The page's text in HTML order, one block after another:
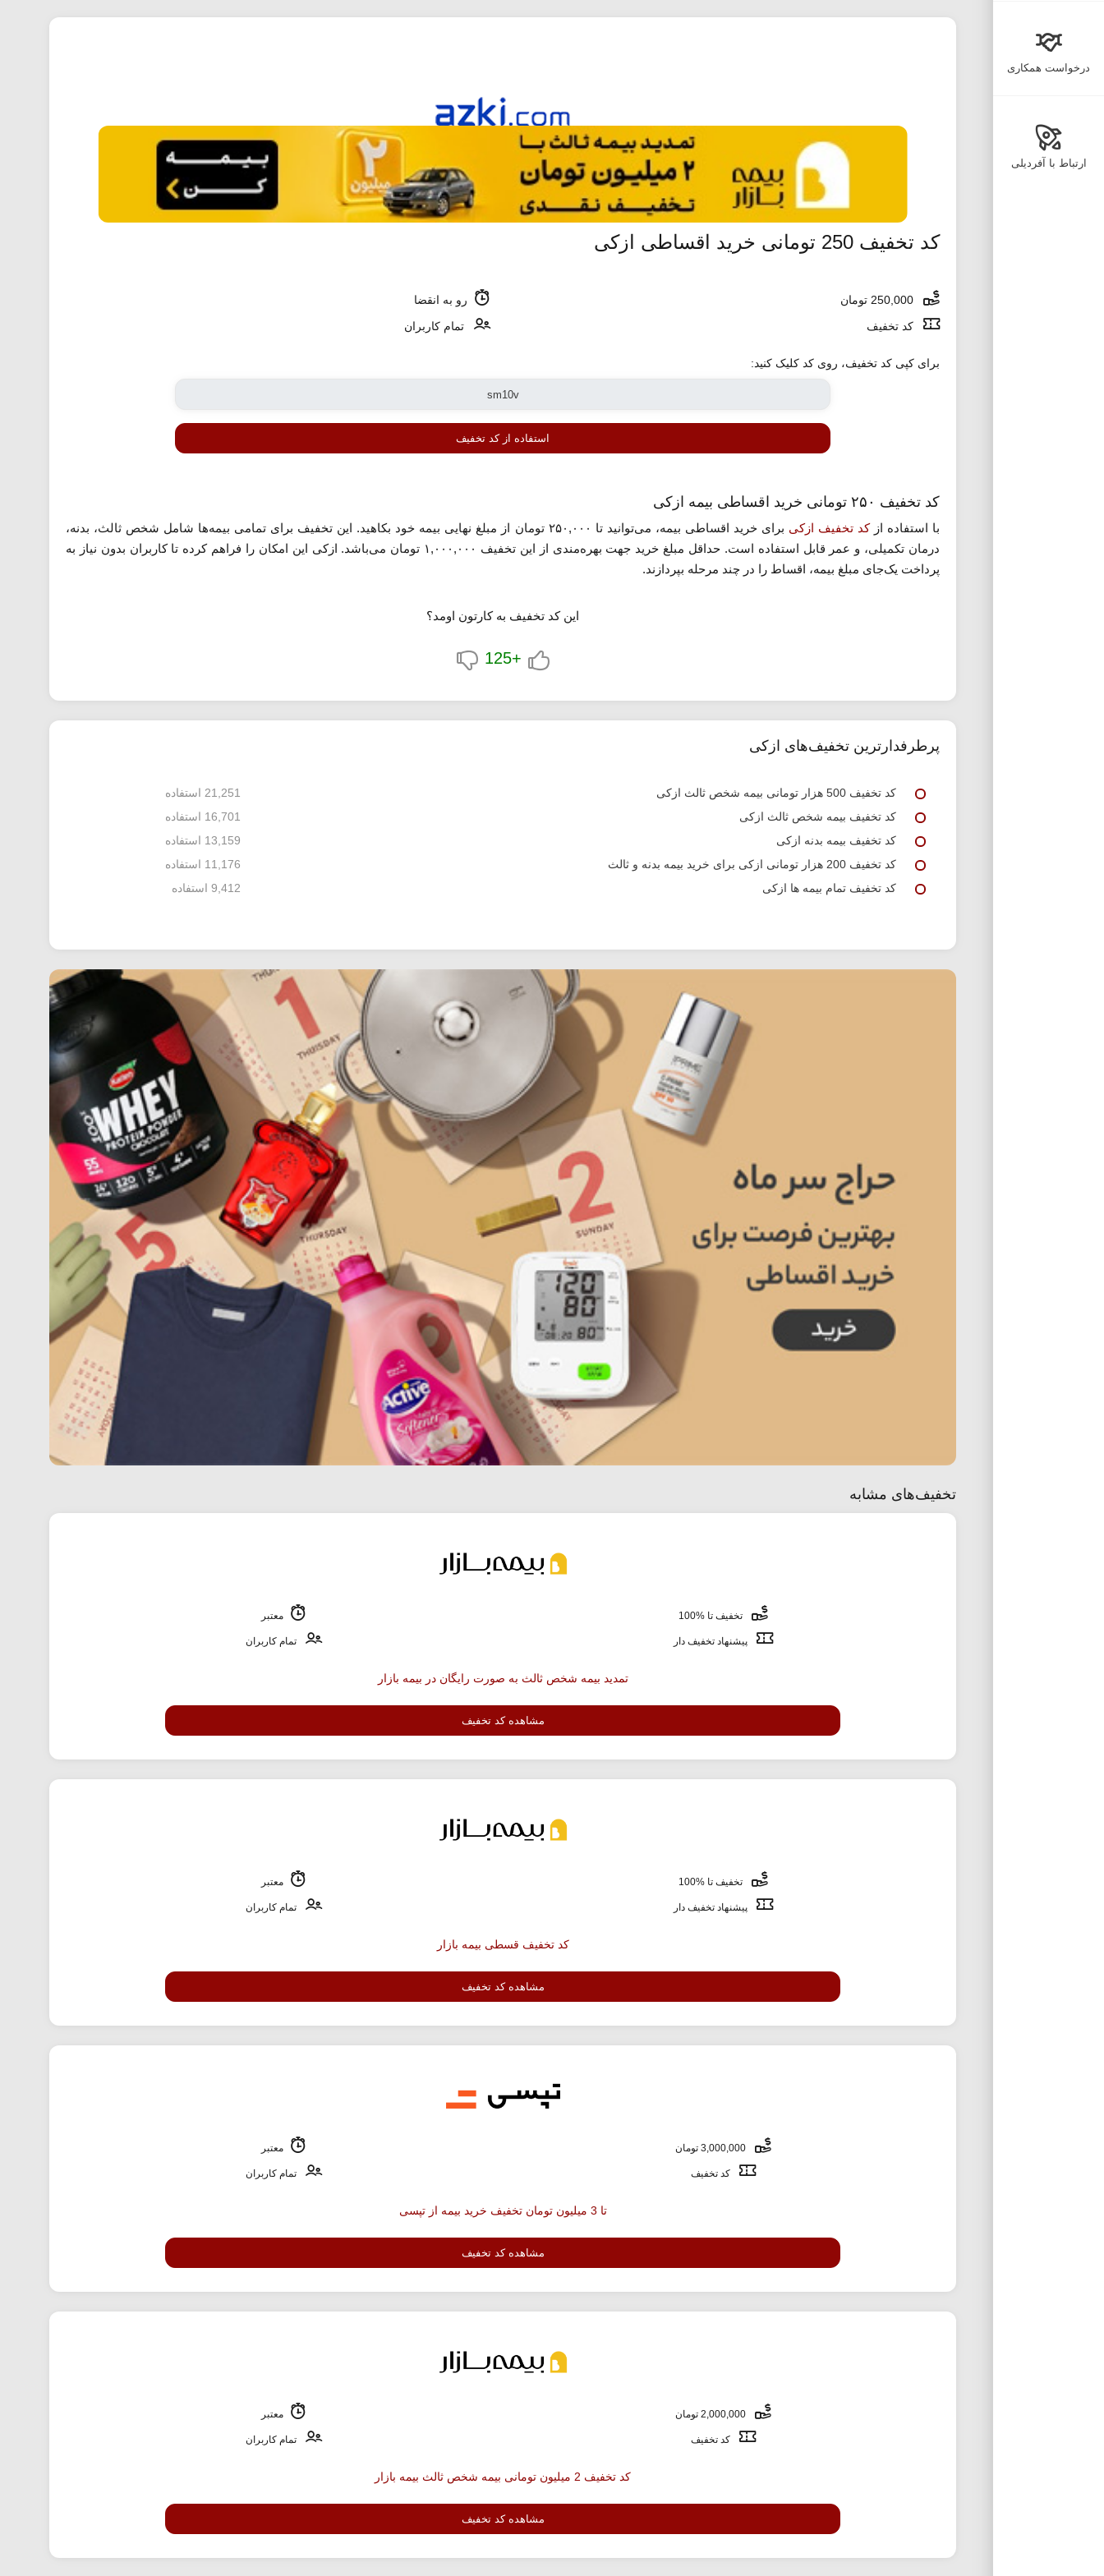
درخواست همکاری
ارتباط با آفردیلی
کد تخفیف 250 تومانی خرید اقساطی ازکی
رو به انقضا
کد تخفیف
تمام کاربران
برای کپی کد تخفیف، روی کد کلیک کنید:
استفاده از کد تخفیف
کد تخفیف ۲۵۰ تومانی خرید اقساطی بیمه ازکی
با استفاده ازکد تخفیف ازکی
برای خرید اقساطی بیمه، می‌توانید تا ۲۵۰,۰۰۰ تومان از مبلغ نهایی بیمه خود بکاهید. این تخفیف برای تمامی بیمه‌ها شامل شخص ثالث، بدنه،
درمان تکمیلی، و عمر قابل استفاده است. حداقل مبلغ خرید جهت بهره‌مندی از این تخفیف ۱,۰۰۰,۰۰۰ تومان می‌باشد. ازکی این امکان را فراهم کرده تا کاربران بدون نیاز به
پرداخت یک‌جای مبلغ بیمه، اقساط را در چند مرحله بپردازند.
تکمیل پرداخت اولیه، بیمه‌نامه صادر شده و نسخه دیجیتال آن به ایمیل مشتری ارسال می‌گردد. کاربران می‌توانند زمان و مبلغ اقساط را نیز هنگام خرید مشخص کنند.
این کد تخفیف به کارتون اومد؟
+125
پرطرفدارترین تخفیف‌های ازکی
کد تخفیف 500 هزار تومانی بیمه شخص ثالث ازکی
21,251 استفاده
کد تخفیف بیمه شخص ثالث ازکی
16,701 استفاده
کد تخفیف بیمه بدنه ازکی
13,159 استفاده
کد تخفیف 200 هزار تومانی ازکی برای خرید بیمه بدنه و ثالث
11,176 استفاده
کد تخفیف تمام بیمه ها ازکی
9,412 استفاده
تخفیف‌های مشابه
تخفیف تا %100 معتبر
پیشنهاد تخفیف دار تمام کاربران
تمدید بیمه شخص ثالث به صورت رایگان در بیمه بازار
مشاهده کد تخفیف
تخفیف تا %100 معتبر
پیشنهاد تخفیف دار تمام کاربران
کد تخفیف قسطی بیمه بازار
مشاهده کد تخفیف
معتبر
کد تخفیف تمام کاربران
تا 3 میلیون تومان تخفیف خرید بیمه از تپسی
مشاهده کد تخفیف
معتبر
کد تخفیف تمام کاربران
کد تخفیف 2 میلیون تومانی بیمه شخص ثالث بیمه بازار
مشاهده کد تخفیف